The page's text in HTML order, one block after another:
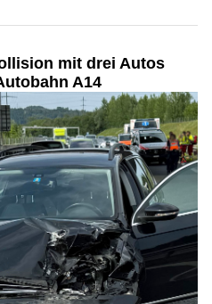
mit drei Autos
A14